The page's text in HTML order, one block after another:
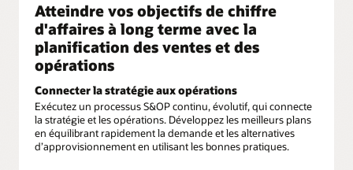
Atteindre vos objectifs de chiffre
d'affaires à long terme avec la
planification des ventes et des
opérations
Connecter la stratégie aux opérations
Exécutez un processus S&OP continu, évolutif, qui connecte
la stratégie et les opérations. Développez les meilleurs plans
en équilibrant rapidement la demande et les alternatives
d’approvisionnement en utilisant les bonnes pratiques.